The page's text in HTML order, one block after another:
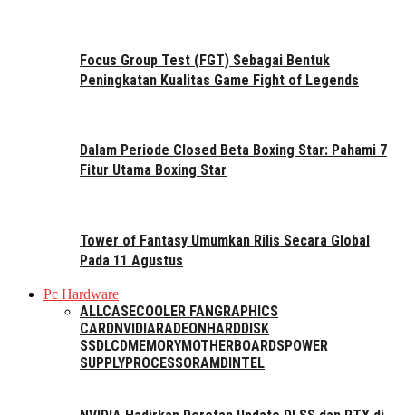
Focus Group Test (FGT) Sebagai Bentuk
Peningkatan Kualitas Game Fight of Legends
Dalam Periode Closed Beta Boxing Star: Pahami 7
Fitur Utama Boxing Star
Tower of Fantasy Umumkan Rilis Secara Global
Pada 11 Agustus
Pc Hardware
ALLCASECOOLER FAN GRAPHICS
CARDNVIDIARADEON HARDDISK
SSDLCDMEMORYMOTHERBOARDSPOWER
SUPPLYPROCESSORAMD INTEL